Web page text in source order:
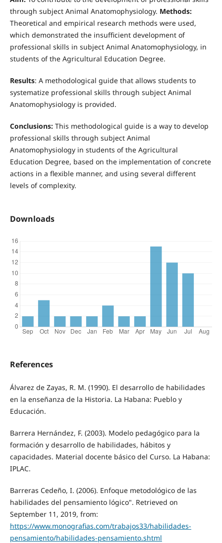
through subject Animal Anatomophysiology. Methods:
Theoretical and empirical research methods were used,
which demonstrated the insufficient development of
professional skills in subject Animal Anatomophysiology, in
students of the Agricultural Education Degree.
Results: A methodological guide that allows students to
systematize professional skills through subject Animal
Anatomophysiology is provided.
Conclusions:This methodological guide is a way to develop
professional skills through subject Animal
Anatomophysiology in students of the Agricultural
Education Degree, based on the implementation of concrete
actions in a flexible manner, and using several different
levels of complexity.
Downloads
References
Álvarez de Zayas, R. M. (1990). El desarrollo de habilidades
en la enseñanza de la Historia. La Habana: Pueblo y
Educación.
Barrera Hernández, F. (2003). Modelo pedagógico para la
formación y desarrollo de habilidades, hábitos y
capacidades. Material docente básico del Curso. La Habana:
IPLAC.
Barreras Cedeño, I. (2006). Enfoque metodológico de las
habilidades del pensamiento lógico". Retrieved on
September 11, 2019, from:
https://www.monografias.com/trabajos33/habilidades-
pensamiento/habilidades-pensamiento.shtml